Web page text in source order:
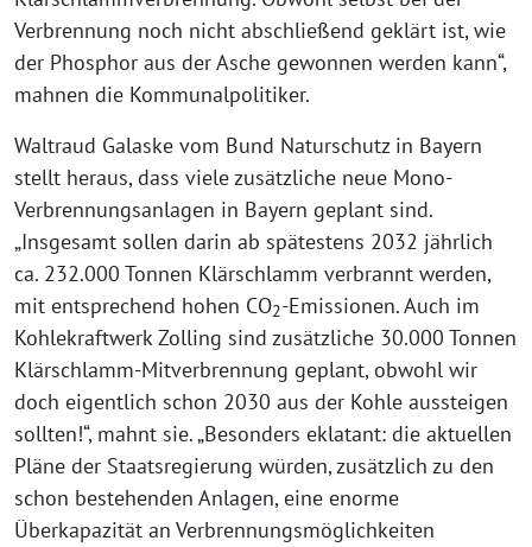
Verbrennung noch nicht abschließend geklärt ist, wie
der Phosphor aus der Asche gewonnen werden kann“,
mahnen die Kommunalpolitiker.
Waltraud Galaske vom Bund Naturschutz in Bayern
stellt heraus, dass viele zusätzliche neue Mono-
Verbrennungsanlagen in Bayern geplant sind.
„Insgesamt sollen darin ab spätestens 2032 jährlich
ca. 232.000 Tonnen Klärschlamm verbrannt werden,
mit entsprechend hohen CO2-Emissionen. Auch im
Kohlekraftwerk Zolling sind zusätzliche 30.000 Tonnen
Klärschlamm-Mitverbrennung geplant, obwohl wir
doch eigentlich schon 2030 aus der Kohle aussteigen
sollten!“, mahnt sie. „Besonders eklatant: die aktuellen
Pläne der Staatsregierung würden, zusätzlich zu den
schon bestehenden Anlagen, eine enorme
Überkapazität an Verbrennungsmöglichkeiten